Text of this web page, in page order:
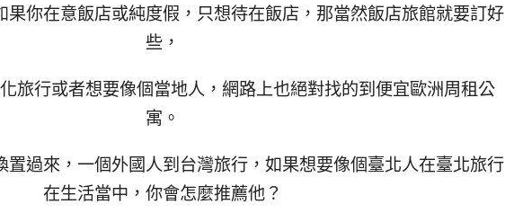
果你在意飯店或純度假，只想待在飯店，那當然飯店旅館就要訂好
些，
旅行或者想要像個當地人，網路上也絕對找的到便宜歐洲周租公
寓。
置過來，一個外國人到台灣旅行，如果想要像個臺北人在臺北旅行
在生活當中，你會怎麼推薦他？